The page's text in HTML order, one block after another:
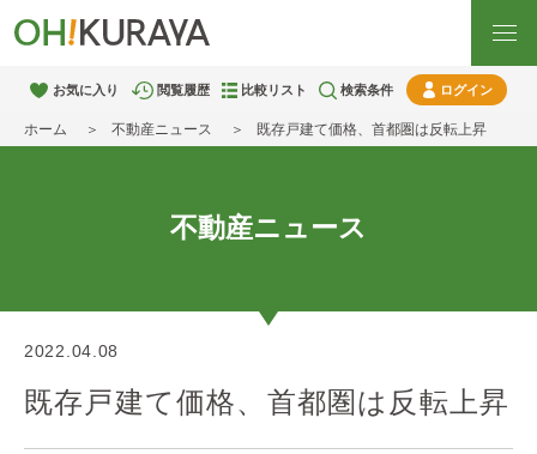
お気に入り 閲覧履歴 比較リスト 検索条件 ログイン
ホーム 不動産ニュース 既存戸建て価格、首都圏は反転上昇
不動産ニュース
2022.04.08
既存戸建て価格、首都圏は反転上昇